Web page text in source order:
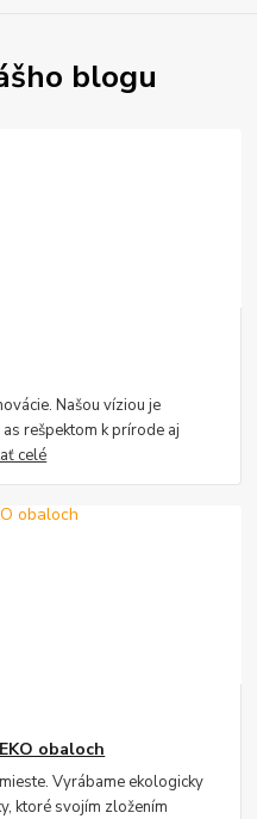
blogu
Našou víziou je
rešpektom k prírode aj
celé
obaloch
Vyrábame ekologicky
ktoré svojím zložením